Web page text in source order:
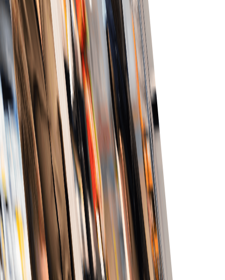
بہتر فیصلوں کے لیے آرڈر سٹیٹس، انوینٹری سطح اور گاہک
تعامل کی جامع بصیرت حاصل کریں۔
مربوط سسٹمز سے عمل کو بہتر کر کے اور تاخیر کم کر کے
آرڈر تکمیل تیز کریں۔